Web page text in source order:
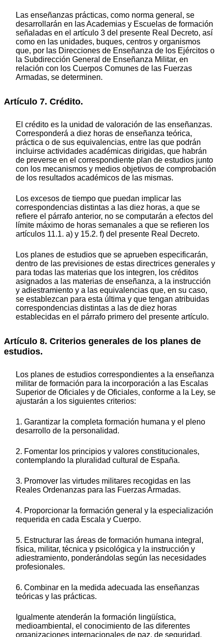
Las enseñanzas prácticas, como norma general, se
desarrollarán en las Academias y Escuelas de formación
señaladas en el artículo 3 del presente Real Decreto, así
como en las unidades, buques, centros y organismos
que, por las Direcciones de Enseñanza de los Ejércitos o
la Subdirección General de Enseñanza Militar, en
relación con los Cuerpos Comunes de las Fuerzas
Armadas, se determinen.
Artículo 7. Crédito.
El crédito es la unidad de valoración de las enseñanzas.
Corresponderá a diez horas de enseñanza teórica,
práctica o de sus equivalencias, entre las que podrán
incluirse actividades académicas dirigidas, que habrán
de preverse en el correspondiente plan de estudios junto
con los mecanismos y medios objetivos de comprobación
de los resultados académicos de las mismas.
Los excesos de tiempo que puedan implicar las
correspondencias distintas a las diez horas, a que se
refiere el párrafo anterior, no se computarán a efectos del
límite máximo de horas semanales a que se refieren los
artículos 11.1. a) y 15.2. f) del presente Real Decreto.
Los planes de estudios que se aprueben especificarán,
dentro de las previsiones de estas directrices generales y
para todas las materias que los integren, los créditos
asignados a las materias de enseñanza, a la instrucción
y adiestramiento y a las equivalencias que, en su caso,
se establezcan para esta última y que tengan atribuidas
correspondencias distintas a las de diez horas
establecidas en el párrafo primero del presente artículo.
Artículo 8. Criterios generales de los planes de
estudios.
Los planes de estudios correspondientes a la enseñanza
militar de formación para la incorporación a las Escalas
Superior de Oficiales y de Oficiales, conforme a la Ley, se
ajustarán a los siguientes criterios:
1. Garantizar la completa formación humana y el pleno
desarrollo de la personalidad.
2. Fomentar los principios y valores constitucionales,
contemplando la pluralidad cultural de España.
3. Promover las virtudes militares recogidas en las
Reales Ordenanzas para las Fuerzas Armadas.
4. Proporcionar la formación general y la especialización
requerida en cada Escala y Cuerpo.
5. Estructurar las áreas de formación humana integral,
física, militar, técnica y psicológica y la instrucción y
adiestramiento, ponderándolas según las necesidades
profesionales.
6. Combinar en la medida adecuada las enseñanzas
teóricas y las prácticas.
Igualmente atenderán la formación lingüística,
medioambiental, el conocimiento de las diferentes
organizaciones internacionales de paz, de seguridad,